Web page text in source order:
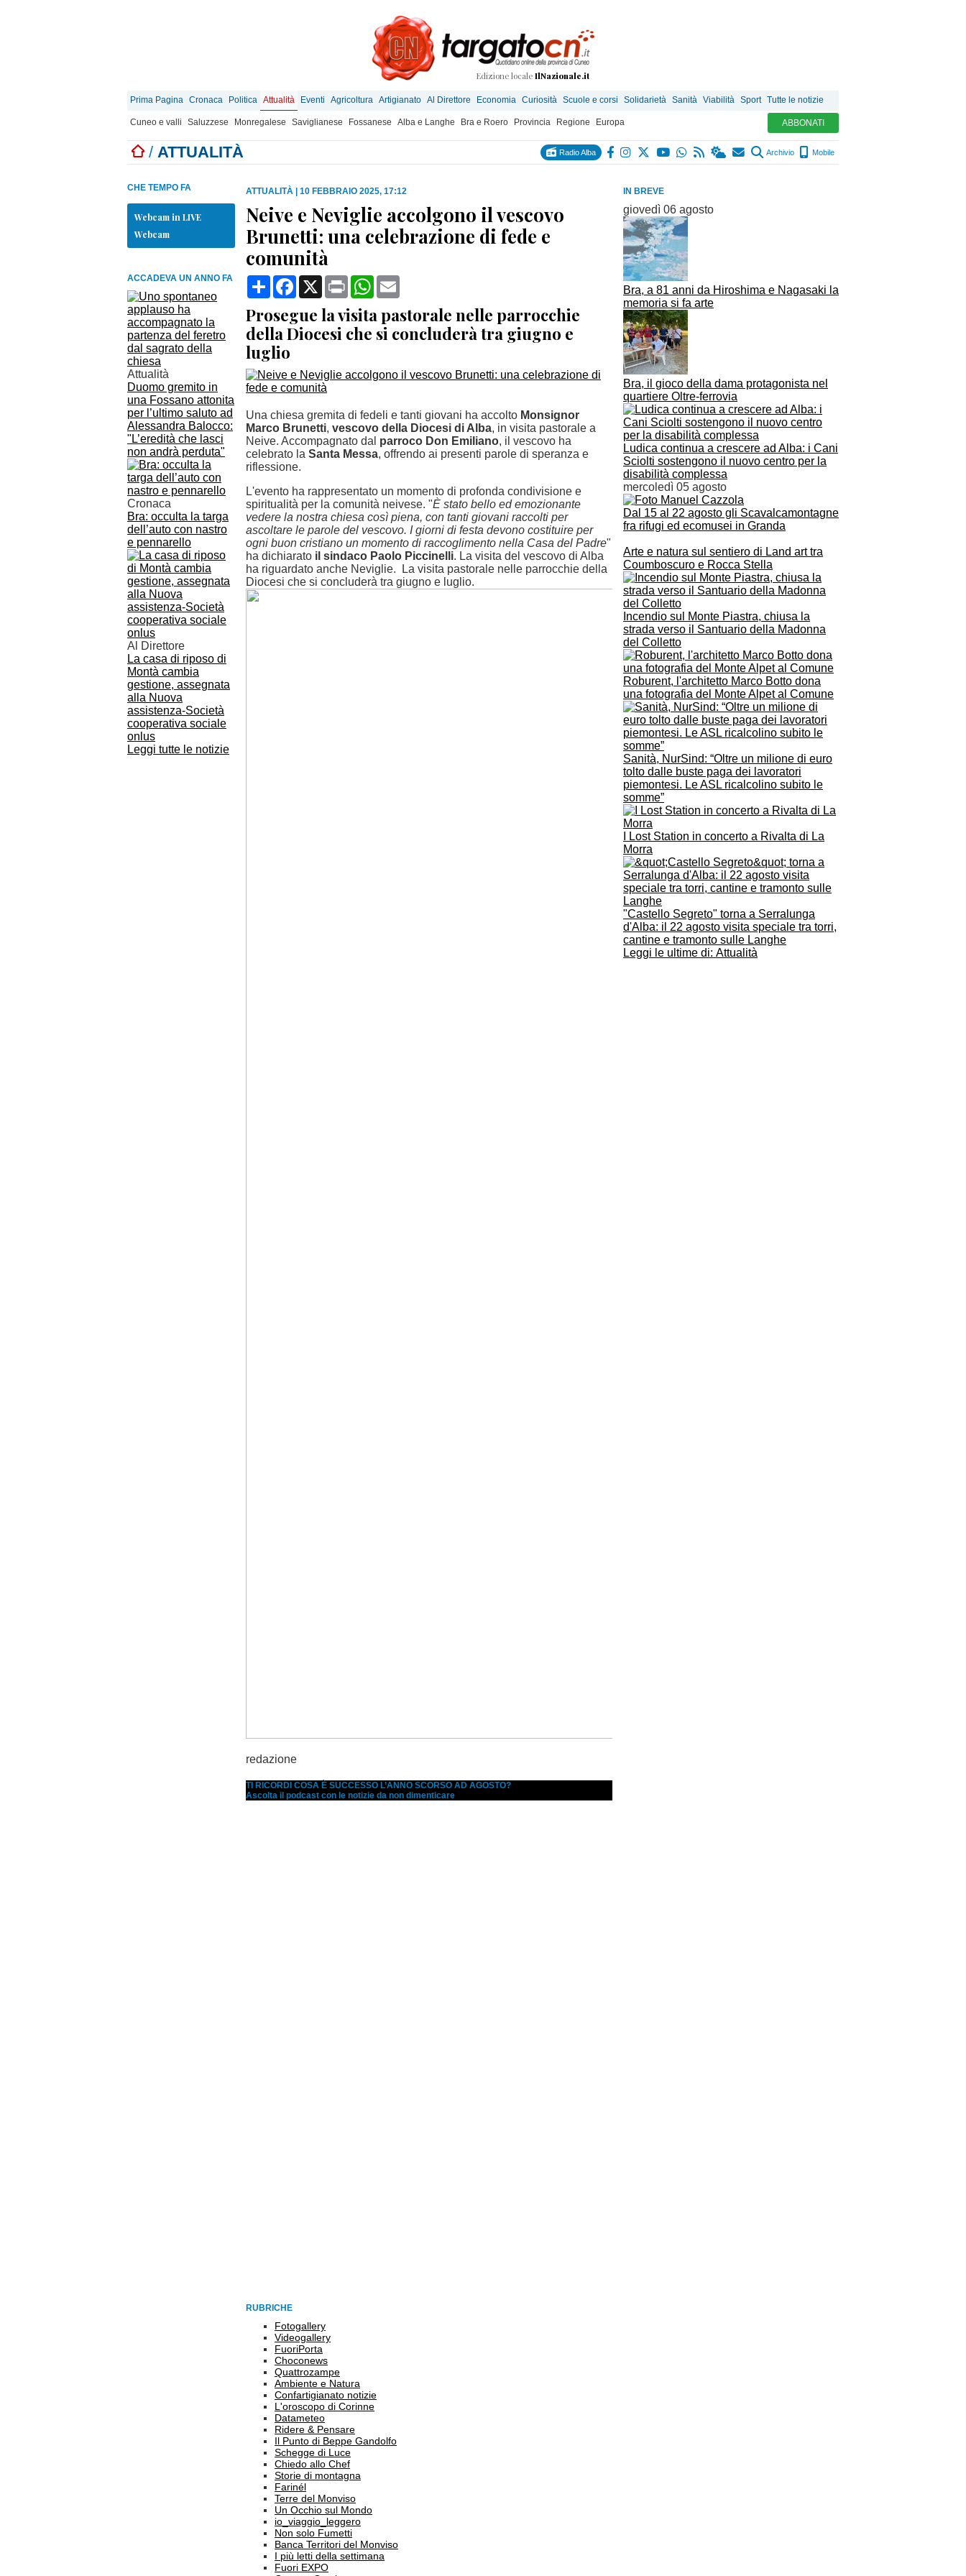
Edizione locale IlNazionale.it
Prima Pagina Cronaca Politica Attualità Eventi Agricoltura Artigianato Al Direttore Economia Curiosità Scuole e corsi Solidarietà Sanità Viabilità Sport Tutte le notizie
Cuneo e valli Saluzzese Monregalese Saviglianese Fossanese Alba e Langhe Bra e Roero Provincia Regione Europa ABBONATI
/ ATTUALITÀ Radio Alba Archivio Mobile
IN BREVE
giovedì 06 agosto
Bra, a 81 anni da Hiroshima e Nagasaki la
memoria si fa arte
Bra, il gioco della dama protagonista nel
quartiere Oltre-ferrovia
Ludica continua a crescere ad Alba: i Cani
Sciolti sostengono il nuovo centro per la
disabilità complessa
mercoledì 05 agosto
Dal 15 al 22 agosto gli Scavalcamontagne
fra rifugi ed ecomusei in Granda
Arte e natura sul sentiero di Land art tra
Coumboscuro e Rocca Stella
Incendio sul Monte Piastra, chiusa la
strada verso il Santuario della Madonna
del Colletto
Roburent, l'architetto Marco Botto dona
una fotografia del Monte Alpet al Comune
Sanità, NurSind: “Oltre un milione di euro
tolto dalle buste paga dei lavoratori
piemontesi. Le ASL ricalcolino subito le
somme”
I Lost Station in concerto a Rivalta di La
Morra
"Castello Segreto" torna a Serralunga
d'Alba: il 22 agosto visita speciale tra torri,
cantine e tramonto sulle Langhe
Leggi le ultime di: Attualità
CHE TEMPO FA
Webcam in LIVE
Webcam
ACCADEVA UN ANNO FA
Attualità
Duomo gremito in
una Fossano attonita
per l’ultimo saluto ad
Alessandra Balocco:
"L’eredità che lasci
non andrà perduta"
Cronaca
Bra: occulta la targa
dell’auto con nastro
e pennarello
Al Direttore
La casa di riposo di
Montà cambia
gestione, assegnata
alla Nuova
assistenza-Società
cooperativa sociale
onlus
Leggi tutte le notizie
ATTUALITÀ 10 FEBBRAIO 2025, 17:12
Neive e Neviglie accolgono il vescovo
Brunetti: una celebrazione di fede e
comunità
CondividiFacebook
X Print WhatsApp
Prosegue la visita pastorale nelle parrocchie
della Diocesi che si concluderà tra giugno e
luglio
Una chiesa gremita di fedeli e tanti giovani ha accolto Monsignor
Marco Brunetti, vescovo della Diocesi di Alba, in visita pastorale a
Neive. Accompagnato dal parroco Don Emiliano, il vescovo ha
celebrato la Santa Messa, offrendo ai presenti parole di speranza e
riflessione.
L'evento ha rappresentato un momento di profonda condivisione e
spiritualità per la comunità neivese. "È stato bello ed emozionante
vedere la nostra chiesa così piena, con tanti giovani raccolti per
ascoltare le parole del vescovo. I giorni di festa devono costituire per
ogni buon cristiano un momento di raccoglimento nella Casa del Padre"
ha dichiarato il sindaco Paolo Piccinelli. La visita del vescovo di Alba
ha riguardato anche Neviglie. La visita pastorale nelle parrocchie della
Diocesi che si concluderà tra giugno e luglio.
redazione
TI RICORDI COSA È SUCCESSO L’ANNO SCORSO AD AGOSTO?
Ascolta il podcast con le notizie da non dimenticare
RUBRICHE
Fotogallery
Videogallery
FuoriPorta
Choconews
Quattrozampe
Ambiente e Natura
Confartigianato notizie
L'oroscopo di Corinne
Datameteo
Ridere & Pensare
Il Punto di Beppe Gandolfo
Schegge di Luce
Chiedo allo Chef
Storie di montagna
Farinél
Terre del Monviso
Un Occhio sul Mondo
io_viaggio_leggero
Non solo Fumetti
Banca Territori del Monviso
I più letti della settimana
Fuori EXPO